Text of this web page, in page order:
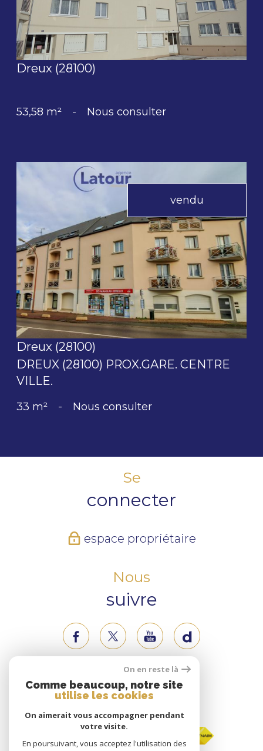
Dreux (28100)
53,58 m² - Nous consulter
vendu
voir le bien
Dreux (28100)
DREUX (28100) PROX.GARE. CENTRE
VILLE.
33 m² - Nous consulter
Se
connecter
espace propriétaire
Nous
suivre
Nous
adhérons
On en reste là
Comme beaucoup, notre site
utilise les cookies
On aimerait vous accompagner pendant
votre visite.
En poursuivant, vous acceptez l'utilisation des